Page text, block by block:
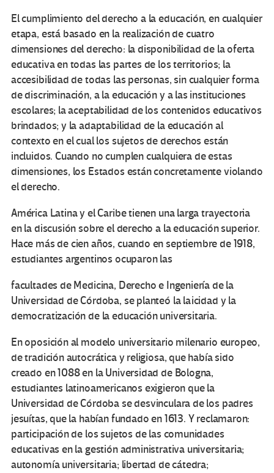
El cumplimiento del derecho a la educación, en cualquier
etapa, está basado en la realización de cuatro
dimensiones del derecho: la disponibilidad de la oferta
educativa en todas las partes de los territorios; la
accesibilidad de todas las personas, sin cualquier forma
de discriminación, a la educación y a las instituciones
escolares; la aceptabilidad de los contenidos educativos
brindados; y la adaptabilidad de la educación al
contexto en el cual los sujetos de derechos están
incluidos. Cuando no cumplen cualquiera de estas
dimensiones, los Estados están concretamente violando
el derecho.
América Latina y el Caribe tienen una larga trayectoria
en la discusión sobre el derecho a la educación superior.
Hace más de cien años, cuando en septiembre de 1918,
estudiantes argentinos ocuparon las
facultades de Medicina, Derecho e Ingeniería de la
Universidad de Córdoba, se planteó la laicidad y la
democratización de la educación universitaria.
En oposición al modelo universitario milenario europeo,
de tradición autocrática y religiosa, que había sido
creado en 1088 en la Universidad de Bologna,
estudiantes latinoamericanos exigieron que la
Universidad de Córdoba se desvinculara de los padres
jesuítas, que la habían fundado en 1613. Y reclamaron:
participación de los sujetos de las comunidades
educativas en la gestión administrativa universitaria;
autonomía universitaria; libertad de cátedra;